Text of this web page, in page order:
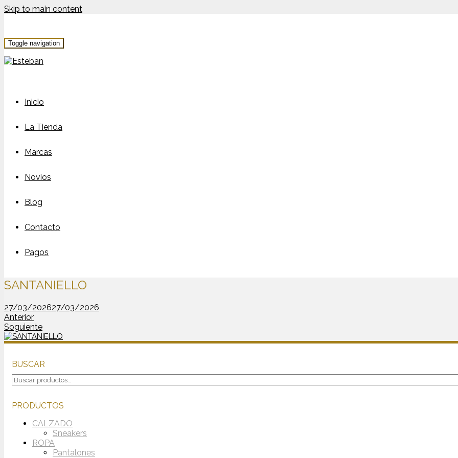
Skip to main content
Toggle navigation
Inicio
La Tienda
Marcas
Novios
Blog
Contacto
Pagos
SANTANIELLO
27/03/202627/03/2026
Anterior
Soguiente
BUSCAR
Buscar
por:
PRODUCTOS
CALZADO
Sneakers
ROPA
Pantalones